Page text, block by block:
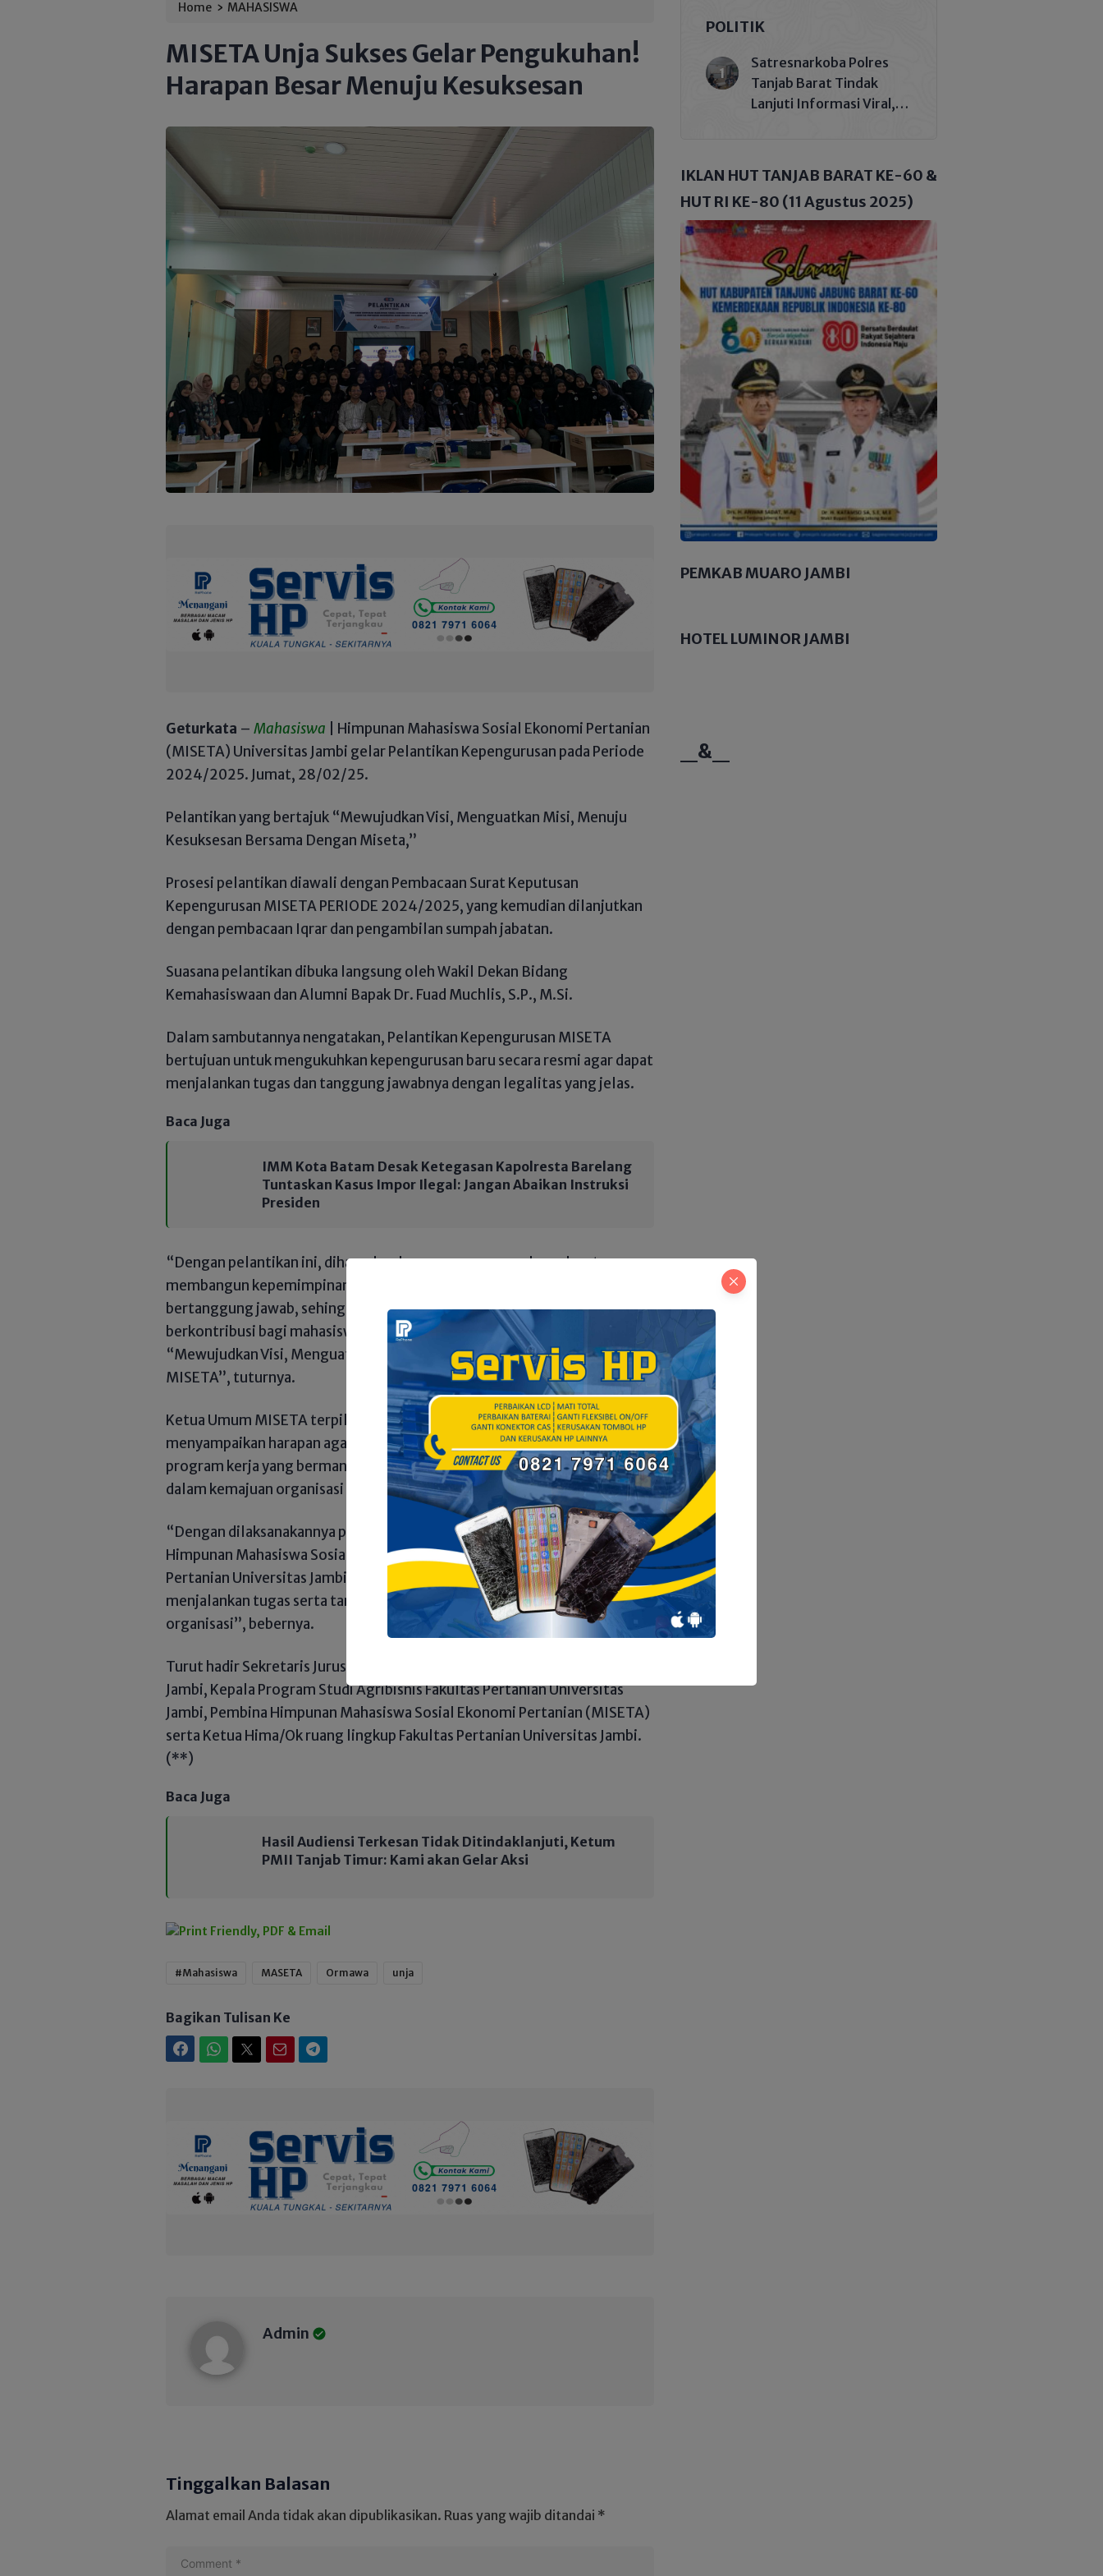
Home › MAHASISWA
MISETA Unja Sukses Gelar Pengukuhan!
Harapan Besar Menuju Kesuksesan
Geturkata – Mahasiswa | Himpunan Mahasiswa Sosial Ekonomi Pertanian
(MISETA) Universitas Jambi gelar Pelantikan Kepengurusan pada Periode
2024/2025. Jumat, 28/02/25.
Pelantikan yang bertajuk “Mewujudkan Visi, Menguatkan Misi, Menuju
Kesuksesan Bersama Dengan Miseta,”
Prosesi pelantikan diawali dengan Pembacaan Surat Keputusan
Kepengurusan MISETA PERIODE 2024/2025, yang kemudian dilanjutkan
dengan pembacaan Iqrar dan pengambilan sumpah jabatan.
Suasana pelantikan dibuka langsung oleh Wakil Dekan Bidang
Kemahasiswaan dan Alumni Bapak Dr. Fuad Muchlis, S.P., M.Si.
Dalam sambutannya nengatakan, Pelantikan Kepengurusan MISETA
bertujuan untuk mengukuhkan kepengurusan baru secara resmi agar dapat
menjalankan tugas dan tanggung jawabnya dengan legalitas yang jelas.
Baca Juga
IMM Kota Batam Desak Ketegasan Kapolresta Barelang
Tuntaskan Kasus Impor Ilegal: Jangan Abaikan Instruksi
Presiden
“Dengan pelantikan ini, diharapkan kepengurusan yang baru dapat
membangun kepemimpinan yang berintegritas, profesional, dan
bertanggung jawab, sehingga MISETA dapat terus berkembang dan
berkontribusi bagi mahasiswa serta masyarakat sesuai dengan tema
“Mewujudkan Visi, Menguatkan Misi, Menuju Kesuksesan Bersama dengan
MISETA”, tuturnya.
Ketua Umum MISETA terpilih, Agung Rudardo dalam sambutannya
menyampaikan harapan agar kepengurusan yang baru dapat menjalankan
program kerja yang bermanfaat bagi mahasiswa serta ikut berkontribusi
dalam kemajuan organisasi dan bidang sosial ekonomi pertanian.
“Dengan dilaksanakannya pelantikan ini, maka secara resmi Kepengurusan
Himpunan Mahasiswa Sosial Ekonomi Pertanian (MISETA) Fakultas
Pertanian Universitas Jambi Periode 2024/2025 telah disahkan dan mulai
menjalankan tugas serta tanggung jawabnya sesuai dengan visi dan misi
organisasi”, bebernya.
Turut hadir Sekretaris Jurusan Agribisnis Fakultas Pertanian Universitas
Jambi, Kepala Program Studi Agribisnis Fakultas Pertanian Universitas
Jambi, Pembina Himpunan Mahasiswa Sosial Ekonomi Pertanian (MISETA)
serta Ketua Hima/Ok ruang lingkup Fakultas Pertanian Universitas Jambi.
(**)
Baca Juga
Hasil Audiensi Terkesan Tidak Ditindaklanjuti, Ketum
PMII Tanjab Timur: Kami akan Gelar Aksi
#Mahasiswa MASETA Ormawa unja
Bagikan Tulisan Ke
Admin
Tinggalkan Balasan
Alamat email Anda tidak akan dipublikasikan. Ruas yang wajib ditandai *
POLITIK
Satresnarkoba Polres
Tanjab Barat Tindak
Lanjuti Informasi Viral,
IKLAN HUT TANJAB BARAT KE-60 &
HUT RI KE-80 (11 Agustus 2025)
PEMKAB MUARO JAMBI
HOTEL LUMINOR JAMBI
_&_